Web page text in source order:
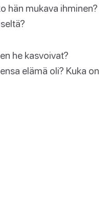
hän mukava ihminen?
he kasvoivat?
elämä oli? Kuka on